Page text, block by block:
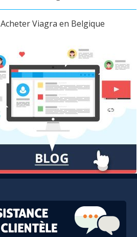
Acheter Viagra en Belgique